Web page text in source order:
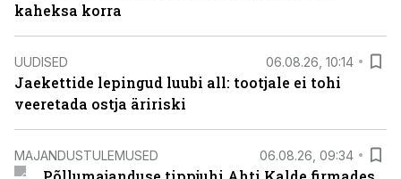
kaheksa korra
UUDISED 06.08.26, 10:14
Jaekettide lepingud luubi all: tootjale ei tohi
veeretada ostja äririski
MAJANDUSTULEMUSED 06.08.26, 09:34